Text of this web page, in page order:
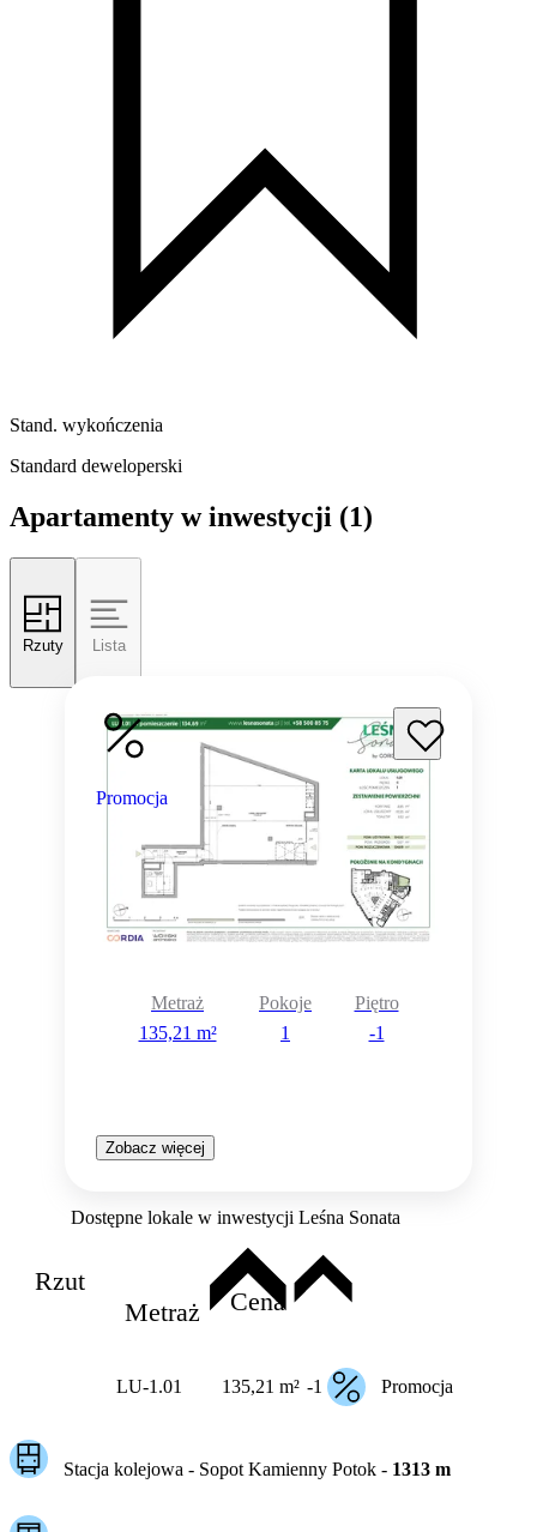
Stand. wykończenia
Standard deweloperski
Apartamenty w inwestycji (1)
Rzuty Lista
Promocja
Metraż
135,21 m²
Pokoje
1
Piętro
-1
Zobacz więcej
Dostępne lokale w inwestycji Leśna Sonata
Rzut
Metraż
Cena
LU-1.01 135,21 m² -1 Promocja
Stacja kolejowa - Sopot Kamienny Potok- 1313m